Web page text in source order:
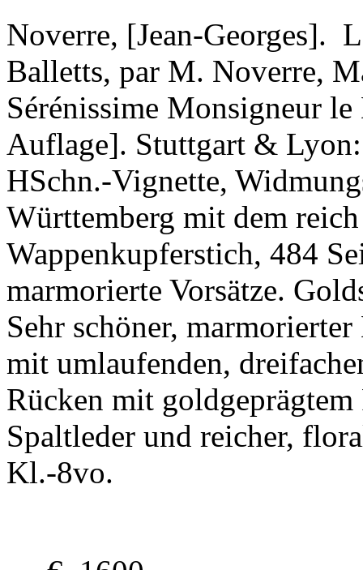
Noverre, [Jean-Georges].
Balletts, par M. Noverre,
Sérénissime Monsigneur
Auflage]. Stuttgart &
HSchn.-Vignette,
Württemberg mit dem
Wappenkupferstich, 484
marmorierte Vorsätze.
Sehr schöner,
mit umlaufenden,
Rücken mit
Spaltleder und reicher,
Kl.-8vo.